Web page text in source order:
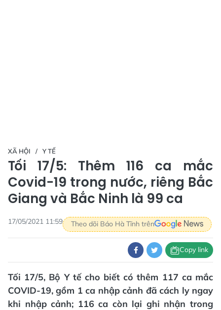
XÃ HỘI Y TẾ
Tối 17/5: Thêm 116 ca mắc
Covid-19 trong nước, riêng Bắc
Giang và Bắc Ninh là 99 ca
17/05/2021 11:59 Theo dõi Báo Hà Tĩnh trên
Copy link
Tối 17/5, Bộ Y tế cho biết có thêm 117 ca mắc
COVID-19, gồm 1 ca nhập cảnh đã cách ly ngay
khi nhập cảnh; 116 ca còn lại ghi nhận trong